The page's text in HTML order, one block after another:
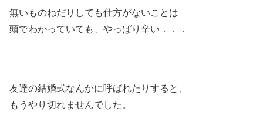
無いものねだりしても仕方がないことは
頭でわかっていても、やっぱり辛い．．．
友達の結婚式なんかに呼ばれたりすると、
もうやり切れませんでした。